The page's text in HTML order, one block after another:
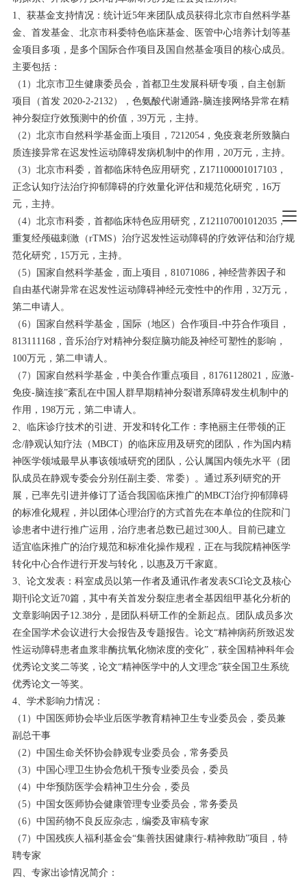
1、获基金支持情况：统计近5年来团队成员获得北京市自然科学基
金、首发基金、北京市科委特色临床基金、医管中心培养计划等基
金项目多项，是多个国际合作项目及国自然基金项目的核心成员。
主要包括：
（1）北京市卫生健康委员会，首都卫生发展科研专项，自主创新
项目（首发 2020-2-2132），色氨酸代谢通路-脑连接网络异常在精
神分裂症疗效预测中的价值，39万元，主持。
（2）北京市自然科学基金面上项目，7212054，免疫衰老所致脑白
质连接异常在迟发性运动障碍发病机制中的作用，20万元，主持。
（3）北京市科委，首都临床特色应用研究，Z171100001017103，
正念认知疗法治疗抑郁障碍的疗效量化评估和规范化研究，16万
元，主持。
（4）北京市科委，首都临床特色应用研究，Z121107001012035，
重复经颅磁刺激（rTMS）治疗迟发性运动障碍的疗效评估和治疗规
范化研究，15万元，主持。
（5）国家自然科学基金，面上项目，81071086，神经营养因子和
自由基代谢异常在迟发性运动障碍神经元变性中的作用，32万元，
第二申请人。
（6）国家自然科学基金，国际（地区）合作项目-中芬合作项目，
813111168，音乐治疗对精神分裂症脑功能及神经可塑性的影响，
100万元，第二申请人。
（7）国家自然科学基金，中美合作重点项目，81761128021，应激-
免疫-脑连接”紊乱在中国人群早期精神分裂谱系障碍发生机制中的
作用，198万元，第二申请人。
2、临床诊疗技术的引进、开发和转化工作：李艳丽主任带领的正
念/静观认知疗法（MBCT）的临床应用及研究的团队，作为国内精
神医学领域最早从事该领域研究的团队，公认属国内领先水平（团
队成员在静观专委会分别任副主委、常委）。通过系列研究的开
展，已率先引进并修订了适合我国临床推广的MBCT治疗抑郁障碍
的标准化规程，并以团体心理治疗的方式首先在本单位的住院和门
诊患者中进行推广运用，治疗患者总数已超过300人。目前已建立
适宜临床推广的治疗规范和标准化操作规程，正在与我院精神医学
转化中心合作进行开发与转化，以惠及万千家庭。
3、论文发表：科室成员以第一作者及通讯作者发表SCI论文及核心
期刊论文近70篇，其中有关首发分裂症患者全基因组甲基化分析的
文章影响因子12.38分，是团队科研工作的全新起点。团队成员多次
在全国学术会议进行大会报告及专题报告。论文“精神病药所致迟发
性运动障碍患者血浆非酶抗氧化物浓度的变化”，获全国精神科年会
优秀论文奖二等奖，论文“精神医学中的人文理念”获全国卫生系统
优秀论文一等奖。
4、学术影响力情况：
（1）中国医师协会毕业后医学教育精神卫生专业委员会，委员兼
副总干事
（2）中国生命关怀协会静观专业委员会，常务委员
（3）中国心理卫生协会危机干预专业委员会，委员
（4）中华预防医学会精神卫生分会，委员
（5）中国女医师协会健康管理专业委员会，常务委员
（6）中国药物不良反应杂志，编委及审稿专家
（7）中国残疾人福利基金会“集善扶困健康行-精神救助”项目，特
聘专家
四、专家出诊情况简介：